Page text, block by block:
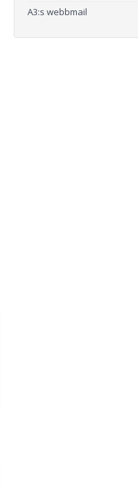
A3:s webbmail